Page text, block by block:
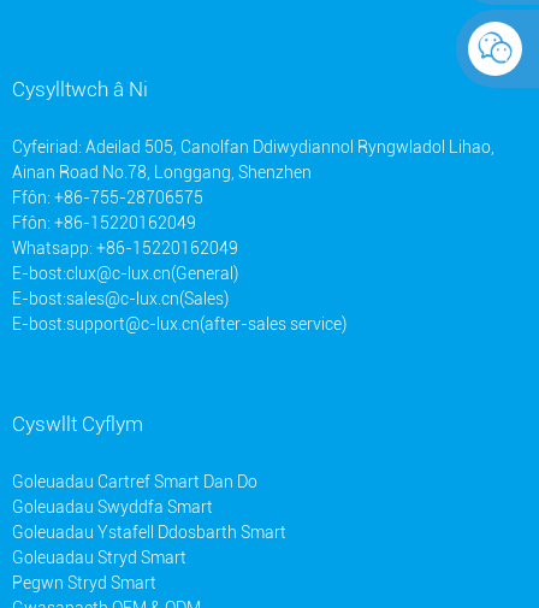
Cysylltwch â Ni
Cyfeiriad: Adeilad 505, Canolfan Ddiwydiannol Ryngwladol Lihao,
Ainan Road No.78, Longgang, Shenzhen
Ffôn: +86-755-28706575
Ffôn: +86-15220162049
Whatsapp: +86-15220162049
E-bost:clux@c-lux.cn(General)
E-bost:sales@c-lux.cn(Sales)
E-bost:support@c-lux.cn(after-sales service)
Cyswllt Cyflym
Goleuadau Cartref Smart Dan Do
Goleuadau Swyddfa Smart
Goleuadau Ystafell Ddosbarth Smart
Goleuadau Stryd Smart
Pegwn Stryd Smart